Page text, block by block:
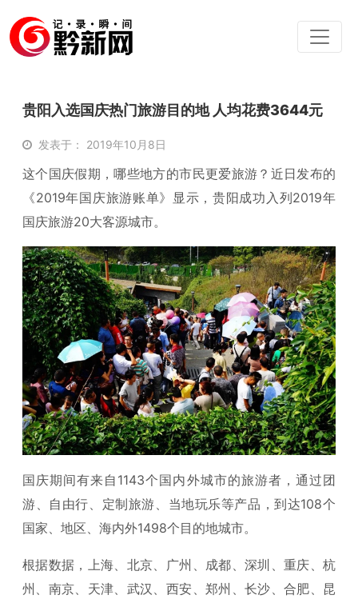
贵阳入选国庆热门旅游目的地 人均花费3644元
发表于： 2019年10月8日
这个国庆假期，哪些地方的市民更爱旅游？近日发布的
《2019年国庆旅游账单》显示，贵阳成功入列2019年
国庆旅游20大客源城市。
国庆期间有来自1143个国内外城市的旅游者，通过团
游、自由行、定制旅游、当地玩乐等产品，到达108个
国家、地区、海内外1498个目的地城市。
根据数据，上海、北京、广州、成都、深圳、重庆、杭
州、南京、天津、武汉、西安、郑州、长沙、合肥、昆